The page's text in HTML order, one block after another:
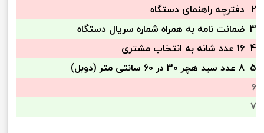
2 دفترچه راهنمای دستگاه
3 ضمانت نامه به همراه شماره سریال دستگاه
4 16 عدد شانه به انتخاب مشتری
5 8 عدد سبد هچر 30 در 60 سانتی متر (دوبل)
6
7